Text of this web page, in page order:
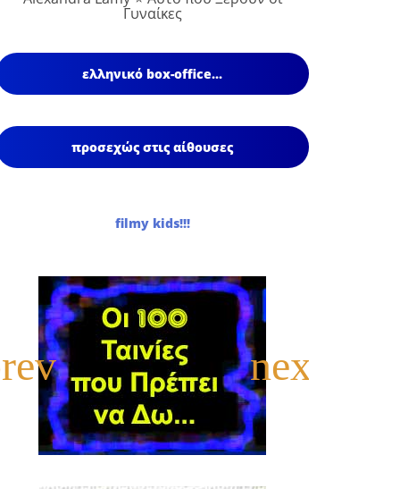
Γυναίκες
ελληνικό box-office...
προσεχώς στις αίθουσες
filmy kids!!!